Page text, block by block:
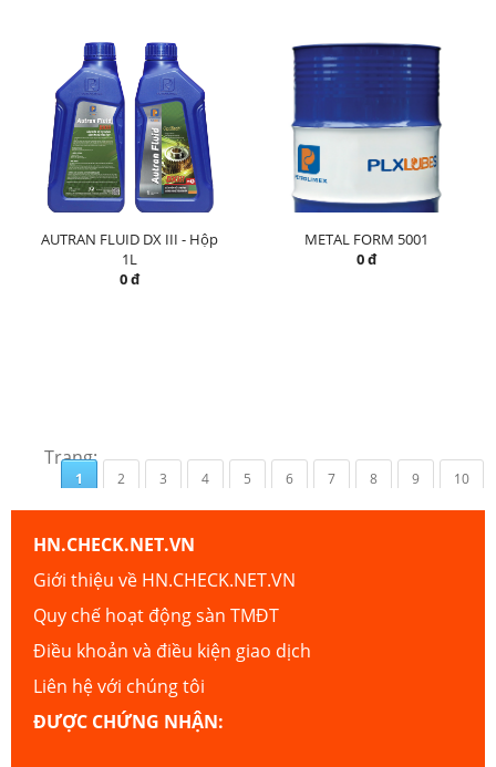
AUTRAN FLUID DX III - Hộp
1L
0 đ
METAL FORM 5001
0 đ
Trang:
1 2 3 4 5 6 7 8 9 10
HN.CHECK.NET.VN
Giới thiệu về HN.CHECK.NET.VN
Quy chế hoạt động sàn TMĐT
Điều khoản và điều kiện giao dịch
Liên hệ với chúng tôi
ĐƯỢC CHỨNG NHẬN: